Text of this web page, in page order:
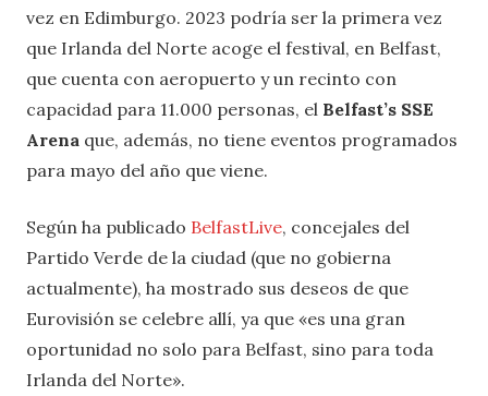
vez en Edimburgo. 2023 podría ser la primera vez
que Irlanda del Norte acoge el festival, en Belfast,
que cuenta con aeropuerto y un recinto con
capacidad para 11.000 personas, el Belfast’s SSE
Arena que, además, no tiene eventos programados
para mayo del año que viene.
Según ha publicado BelfastLive, concejales del
Partido Verde de la ciudad (que no gobierna
actualmente), ha mostrado sus deseos de que
Eurovisión se celebre allí, ya que «es una gran
oportunidad no solo para Belfast, sino para toda
Irlanda del Norte».